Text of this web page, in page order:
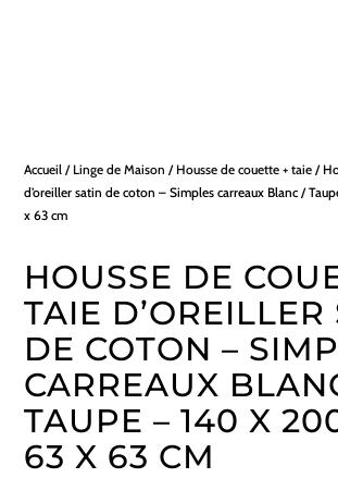
Accueil / Linge de Maison / Housse de couette + taie /
d’oreiller satin de coton – Simples carreaux Blanc /
x 63 cm
HOUSSE DE
TAIE D’OREILLER
DE COTON –
CARREAUX
TAUPE – 140 X
63 X 63 CM